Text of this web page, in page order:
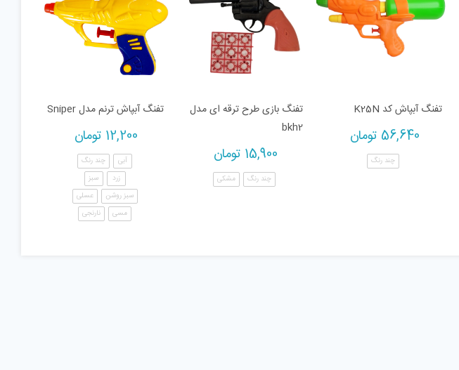
تفنگ آبپاش کد K25N
56,640 تومان
چند رنگ
تفنگ بازی طرح ترقه ای مدل
bkh2
15,900 تومان
چند رنگ مشکی
تفنگ آبپاش ترنم مدل Sniper
12,200 تومان
آبی
چند رنگ
زرد
سبز
سبز روشن
عسلی
مسی
نارنجی